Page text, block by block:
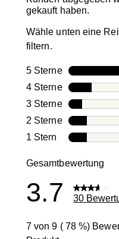
gekauft haben.
Wähle unten eine
filtern.
5 SterneSterne
4 SterneSterne
3 SterneSterne
2 SterneSterne
1 Stern Sterne
Gesamtbewertung
3.7 30
7 von 9 ( 78 %)